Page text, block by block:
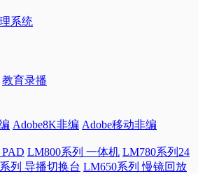
系统
教育录播
Adobe8K非编 Adobe移动非编
LM800系列 一体机 LM780系列24
列 导播切换台 LM650系列 慢镜回放